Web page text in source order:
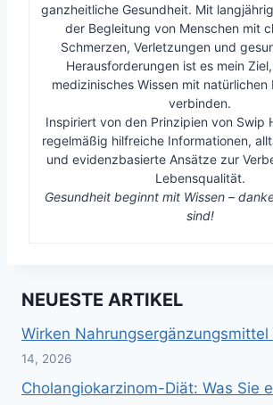
ganzheitliche Gesundheit. Mit
der Begleitung von Menschen mit
Schmerzen, Verletzungen und
Herausforderungen ist es mein
medizinisches Wissen mit natürlichen
verbinden.
Inspiriert von den Prinzipien von Swip
regelmäßig hilfreiche Informationen,
und evidenzbasierte Ansätze zur
Lebensqualität.
Gesundheit beginnt mit Wissen –
sind!
NEUESTE ARTIKEL
Wirken Nahrungsergänzungsmittel
14, 2026
Cholangiokarzinom-Diät: Was Sie